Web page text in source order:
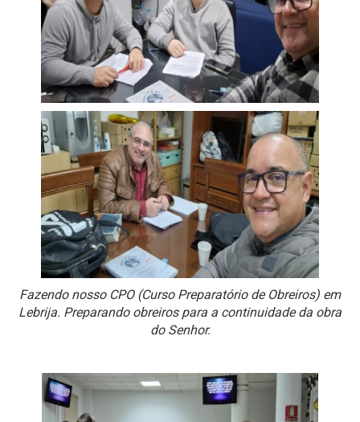
Fazendo nosso CPO (Curso Preparatório de Obreiros) em
Lebrija. Preparando obreiros para a continuidade da obra
do Senhor.